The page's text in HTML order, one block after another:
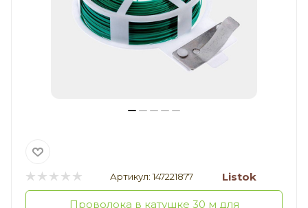
Артикул: 147221877 Listok
Проволока в катушке 30 м для